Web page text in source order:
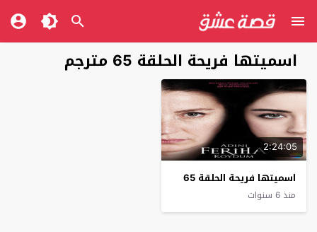
اسميتها فريحة الحلقة 65 مترجم
2:24:05
اسميتها فريحة الحلقة 65
منذ 6 سنوات